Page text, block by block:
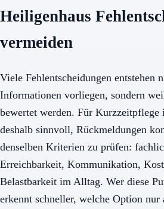
Heiligenhaus
vermeiden
Viele Fehlentscheidungen entstehen
Informationen vorliegen, sondern
bewertet werden. Für Kurzzeitpflege
deshalb sinnvoll, Rückmeldungen
denselben Kriterien zu prüfen:
Erreichbarkeit, Kommunikation,
Belastbarkeit im Alltag. Wer diese
erkennt schneller, welche Option